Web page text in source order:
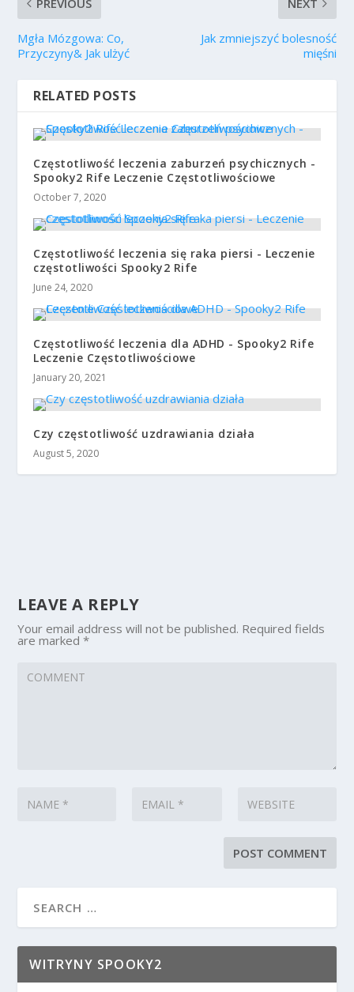
Mgła Mózgowa: Co,
Przyczyny& Jak ulżyć
Jak zmniejszyć bolesność
mięśni
RELATED POSTS
Częstotliwość leczenia zaburzeń psychicznych -
Spooky2 Rife Leczenie Częstotliwościowe
October 7, 2020
Częstotliwość leczenia się raka piersi - Leczenie
częstotliwości Spooky2 Rife
June 24, 2020
Częstotliwość leczenia dla ADHD - Spooky2 Rife
Leczenie Częstotliwościowe
January 20, 2021
Czy częstotliwość uzdrawiania działa
August 5, 2020
LEAVE A REPLY
Your email address will not be published. Required fields
are marked*
WITRYNY SPOOKY2